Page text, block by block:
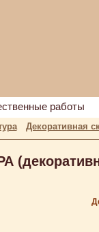
работы
Декоративная